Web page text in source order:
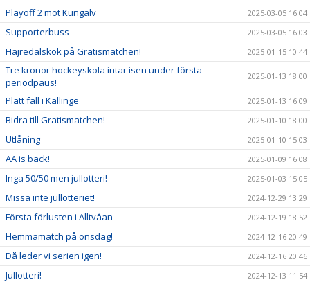
Playoff 2 mot Kungälv 2025-03-05 16:04
Supporterbuss 2025-03-05 16:03
Häjredalskök på Gratismatchen! 2025-01-15 10:44
Tre kronor hockeyskola intar isen under första
periodpaus!
2025-01-13 18:00
Platt fall i Kallinge 2025-01-13 16:09
Bidra till Gratismatchen! 2025-01-10 18:00
Utlåning 2025-01-10 15:03
AA is back! 2025-01-09 16:08
Inga 50/50 men jullotteri! 2025-01-03 15:05
Missa inte jullotteriet! 2024-12-29 13:29
Första förlusten i Alltvåan 2024-12-19 18:52
Hemmamatch på onsdag! 2024-12-16 20:49
Då leder vi serien igen! 2024-12-16 20:46
Jullotteri! 2024-12-13 11:54